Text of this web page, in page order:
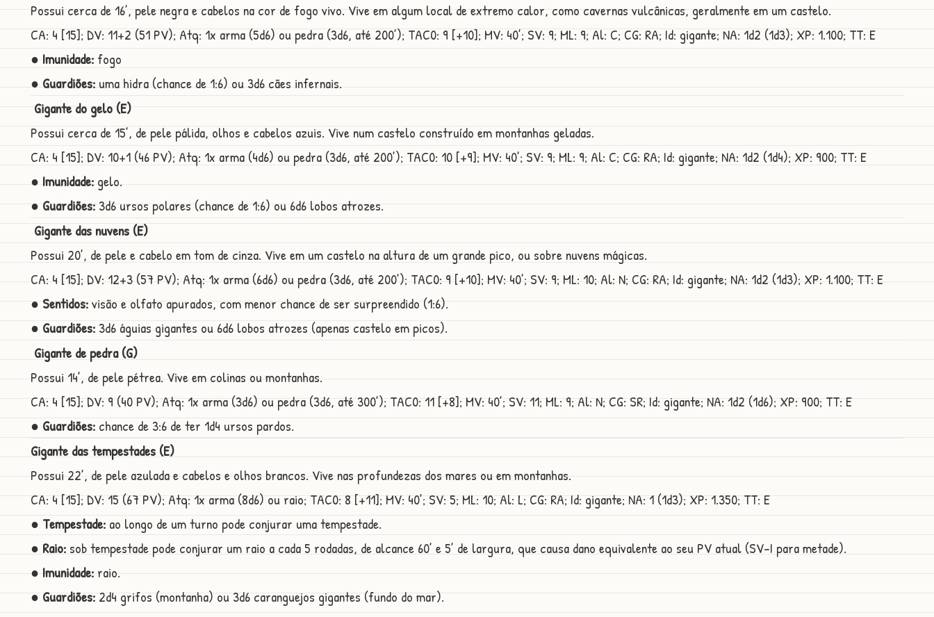
Possui cerca de 16’, pele negra e cabelos na cor de fogo vivo. Vive em algum local de extremo calor, como cavernas vulcânicas, geralmente em um castelo.
CA: 4 [15]; DV: 11+2 (51 PV); Atq: 1x arma (5d6) ou pedra (3d6, até 200’); TAC0: 9 [+10]; MV: 40’; SV: 9; ML: 9; Al: C; CG: RA; Id: gigante; NA: 1d2 (1d3); XP: 1.100; TT: E
● Imunidade: fogo
● Guardiões: uma hidra (chance de 1:6) ou 3d6 cães infernais.
Gigante do gelo (E)
Possui cerca de 15’, de pele pálida, olhos e cabelos azuis. Vive num castelo construído em montanhas geladas.
CA: 4 [15]; DV: 10+1 (46 PV); Atq: 1x arma (4d6) ou pedra (3d6, até 200’); TAC0: 10 [+9]; MV: 40’; SV: 9; ML: 9; Al: C; CG: RA; Id: gigante; NA: 1d2 (1d4); XP: 900; TT: E
● Imunidade: gelo.
● Guardiões: 3d6 ursos polares (chance de 1:6) ou 6d6 lobos atrozes.
Gigante das nuvens (E)
Possui 20’, de pele e cabelo em tom de cinza. Vive em um castelo na altura de um grande pico, ou sobre nuvens mágicas.
CA: 4 [15]; DV: 12+3 (57 PV); Atq: 1x arma (6d6) ou pedra (3d6, até 200’); TAC0: 9 [+10]; MV: 40’; SV: 9; ML: 10; Al: N; CG: RA; Id: gigante; NA: 1d2 (1d3); XP: 1.100; TT: E
● Sentidos:visão e olfato apurados, com menor chance de ser surpreendido (1:6).
● Guardiões: 3d6 águias gigantes ou 6d6 lobos atrozes (apenas castelo em picos).
Gigante de pedra (G)
Possui 14’, de pele pétrea. Vive em colinas ou montanhas.
CA: 4 [15]; DV: 9 (40 PV); Atq: 1x arma (3d6) ou pedra (3d6, até 300’); TAC0: 11 [+8]; MV: 40’; SV: 11; ML: 9; Al: N; CG: SR; Id: gigante; NA: 1d2 (1d6); XP: 900; TT: E
● Guardiões: chance de 3:6 de ter 1d4 ursos pardos.
Gigante das tempestades (E)
Possui 22’, de pele azulada e cabelos e olhos brancos. Vive nas profundezas dos mares ou em montanhas.
CA: 4 [15]; DV: 15 (67 PV); Atq: 1x arma (8d6) ou raio; TAC0: 8 [+11]; MV: 40’; SV: 5; ML: 10; Al: L; CG: RA; Id: gigante; NA: 1 (1d3); XP: 1.350; TT: E
● Tempestade: ao longo de um turno pode conjurar uma tempestade.
● Raio: sob tempestade pode conjurar um raio a cada 5 rodadas, de alcance 60’ e 5’ de largura, que causa dano equivalente ao seu PV atual (SV-I para metade).
● Imunidade: raio.
● Guardiões: 2d4 grifos (montanha) ou 3d6 caranguejos gigantes (fundo do mar).